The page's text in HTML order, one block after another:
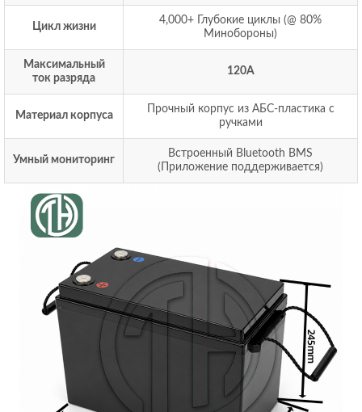
Цикл жизни
4,000+ Глубокие циклы (@ 80%
Минобороны)
Максимальный
ток разряда
120А
Материал корпуса
Прочный корпус из АБС-пластика с
ручками
Умный мониторинг
Встроенный Bluetooth BMS
(Приложение поддерживается)